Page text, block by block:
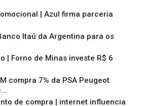
| Azul firma parceria
Itaú da Argentina para os
| Forno de Minas investe R$ 6
compra 7% da PSA Peugeot
de compra | internet influencia